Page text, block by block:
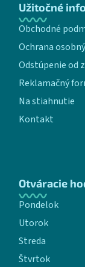
Užitočné
Obchodné
Ochrana
Odstúpenie od
Reklamačný
Na stiahnutie
Kontakt
Otváracie
Pondelok
Utorok
Streda
Štvrtok